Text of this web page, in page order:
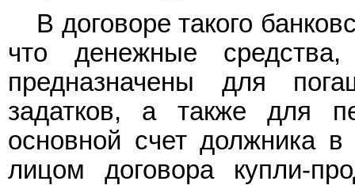
В договоре такого
что денежные
предназначены для
задатков, а также для
основной счет должника
лицом договора купли-